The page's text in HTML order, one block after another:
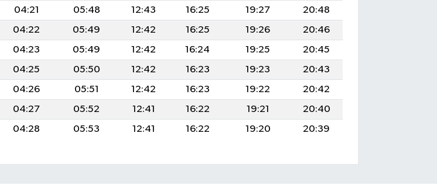
04:21 05:48 12:43 16:25 19:27
20:48
04:22 05:49 12:42 16:25 19:26
20:46
04:23 05:49 12:42 16:24 19:25
20:45
04:25 05:50 12:42 16:23 19:23
20:43
04:26 05:51 12:42 16:23 19:22
20:42
04:27 05:52 12:41 16:22 19:21
20:40
04:28 05:53 12:41 16:22 19:20 20:39